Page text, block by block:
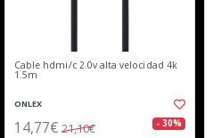
Cable hdmi/c 2.0v alta velocidad 4k
1.5m
ONLEX
14,77€ 21,10€ - 30%